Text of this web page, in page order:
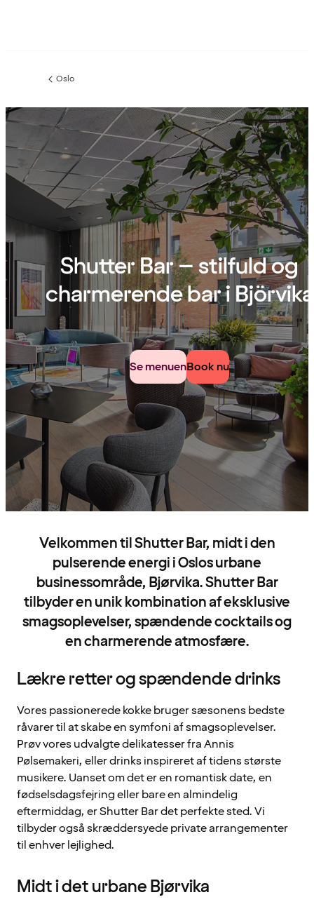
Forrige
:
Oslo
Shutter Bar – stilfuld og
charmerende bar i Björvika
Se menuenBook nu
Velkommen til Shutter Bar, midt i den
pulserende energi i Oslos urbane
businessområde, Bjørvika. Shutter Bar
tilbyder en unik kombination af eksklusive
smagsoplevelser, spændende cocktails og
en charmerende atmosfære.
Lækre retter og spændende drinks
Vores passionerede kokke bruger sæsonens bedste
råvarer til at skabe en symfoni af smagsoplevelser.
Prøv vores udvalgte delikatesser fra Annis
Pølsemakeri, eller drinks inspireret af tidens største
musikere. Uanset om det er en romantisk date, en
fødselsdagsfejring eller bare en almindelig
eftermiddag, er Shutter Bar det perfekte sted. Vi
tilbyder også skræddersyede private arrangementer
til enhver lejlighed.
Midt i det urbane Bjørvika